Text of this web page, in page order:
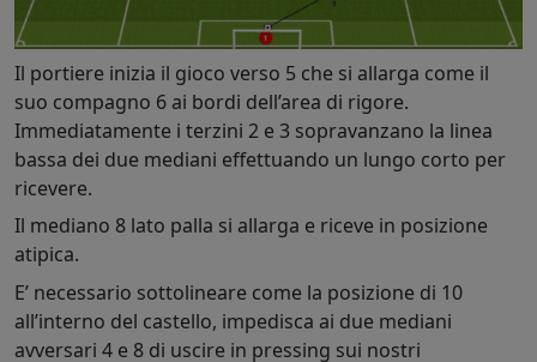
Il portiere inizia il gioco verso 5 che si allarga come il
suo compagno 6 ai bordi dell’area di rigore.
Immediatamente i terzini 2 e 3 sopravanzano la linea
bassa dei due mediani effettuando un lungo corto per
ricevere.
Il mediano 8 lato palla si allarga e riceve in posizione
atipica.
E’ necessario sottolineare come la posizione di 10
all’interno del castello, impedisca ai due mediani
avversari 4 e 8 di uscire in pressing sui nostri